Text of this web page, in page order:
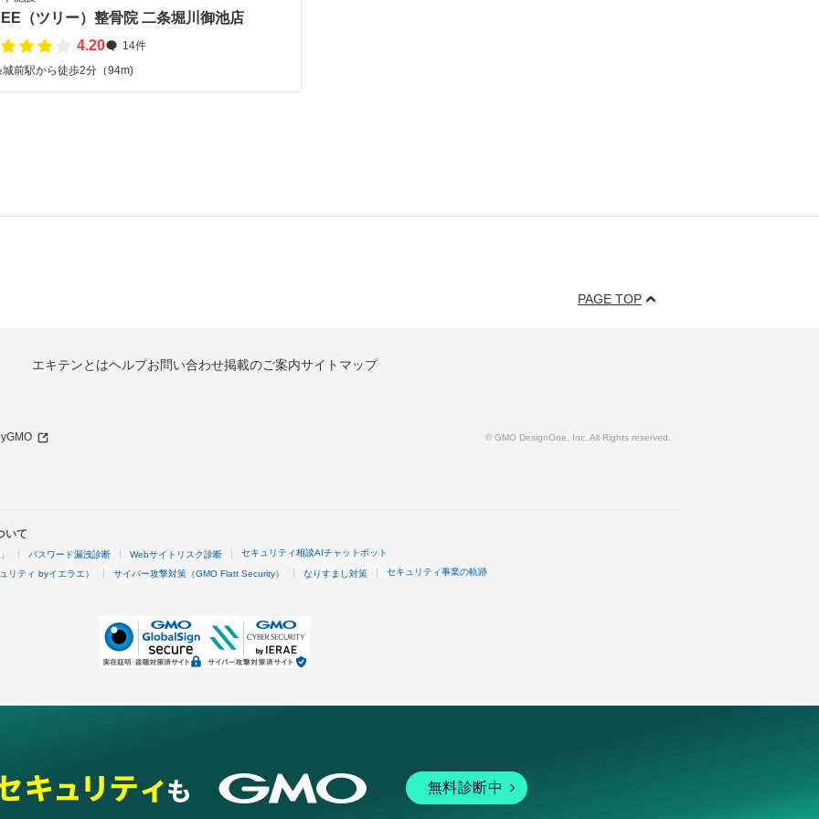
（ツリー）整骨院 二条堀川御池店
4.20
14件
城前駅から徒歩2分（94m)
PAGE TOP
エキテンとはヘルプお問い合わせ掲載のご案内サイトマップ
© GMO DesignOne, Inc. All Rights reserved.
いて
パスワード漏洩診断 Webサイトリスク診断 セキュリティ相談AIチャットボット
リティ byイエラエ） サイバー攻撃対策（GMO Flatt Security） なりすまし対策 セキュリティ事業の軌跡
無料診断中